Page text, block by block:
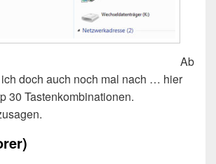
Ab
doch auch noch mal nach … hier
30 Tastenkombinationen.